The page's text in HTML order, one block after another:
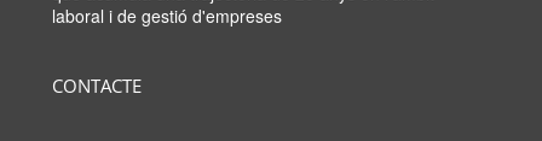
laboral i de gestió d'empreses
CONTACTE